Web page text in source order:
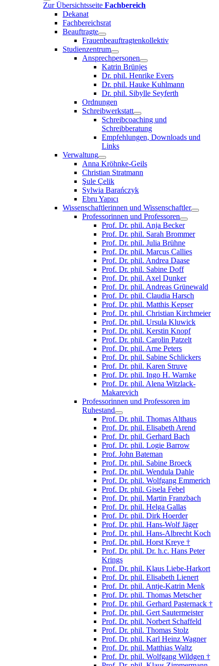
Zur Übersichtsseite Fachbereich
Dekanat
Fachbereichsrat
Beauftragte
Frauenbeauftragtenkollektiv
Studienzentrum
Ansprechpersonen
Katrin Brünjes
Dr. phil. Henrike Evers
Dr. phil. Hauke Kuhlmann
Dr. phil. Sibylle Seyferth
Ordnungen
Schreibwerkstatt
Schreibcoaching und
Schreibberatung
Empfehlungen, Downloads und
Links
Verwaltung
Anna Kröhnke-Geils
Christian Stratmann
Şule Çelik
Sylwia Barańczyk
Ebru Yapıcı
Wissenschaftlerinnen und Wissenschaftler
Professorinnen und Professoren
Prof. Dr. phil. Anja Becker
Prof. Dr. phil. Sarah Brommer
Prof. Dr. phil. Julia Brühne
Prof. Dr. phil. Marcus Callies
Prof. Dr. phil. Andrea Daase
Prof. Dr. phil. Sabine Doff
Prof. Dr. phil. Axel Dunker
Prof. Dr. phil. Andreas Grünewald
Prof. Dr. phil. Claudia Harsch
Prof. Dr. phil. Matthis Kepser
Prof. Dr. phil. Christian Kirchmeier
Prof. Dr. phil. Ursula Kluwick
Prof. Dr. phil. Kerstin Knopf
Prof. Dr. phil. Carolin Patzelt
Prof. Dr. phil. Arne Peters
Prof. Dr. phil. Sabine Schlickers
Prof. Dr. phil. Karen Struve
Prof. Dr. phil. Ingo H. Warnke
Prof. Dr. phil. Alena Witzlack-
Makarevich
Professorinnen und Professoren im
Ruhestand
Prof. Dr. phil. Thomas Althaus
Prof. Dr. phil. Elisabeth Arend
Prof. Dr. phil. Gerhard Bach
Prof. Dr. phil. Logie Barrow
Prof. John Bateman
Prof. Dr. phil. Sabine Broeck
Prof. Dr. phil. Wendula Dahle
Prof. Dr. phil. Wolfgang Emmerich
Prof. Dr. phil. Gisela Febel
Prof. Dr. phil. Martin Franzbach
Prof. Dr. phil. Helga Gallas
Prof. Dr. phil. Dirk Hoerder
Prof. Dr. phil. Hans-Wolf Jäger
Prof. Dr. phil. Hans-Albrecht Koch
Prof. Dr. phil. Horst Kreye †
Prof. Dr. phil. Dr. h.c. Hans Peter
Krings
Prof. Dr. phil. Klaus Liebe-Harkort
Prof. Dr. phil. Elisabeth Lienert
Prof. Dr. phil. Antje-Katrin Menk
Prof. Dr. phil. Thomas Metscher
Prof. Dr. phil. Gerhard Pasternack †
Prof. Dr. phil. Gert Sautermeister
Prof. Dr. phil. Norbert Schaffeld
Prof. Dr. phil. Thomas Stolz
Prof. Dr. phil. Karl Heinz Wagner
Prof. Dr. phil. Matthias Waltz
Prof. Dr. phil. Wolfgang Wildgen †